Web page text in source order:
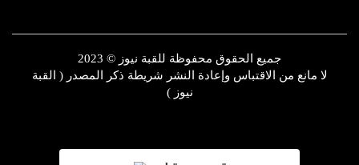
جميع الحقوق محفوظة للقبة نيوز © 2023
لا مانع من الاقتباس وإعادة النشر شريطة ذكر المصدر ( القبة
نيوز )